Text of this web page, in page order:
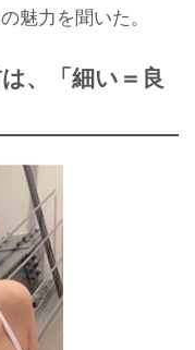
魅力を聞いた。
、「細い＝良